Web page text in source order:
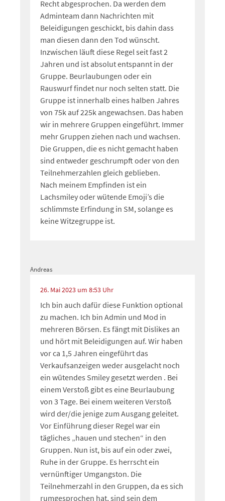
Recht abgesprochen. Da werden dem
Adminteam dann Nachrichten mit
Beleidigungen geschickt, bis dahin dass
man diesen dann den Tod wünscht.
Inzwischen läuft diese Regel seit fast 2
Jahren und ist absolut entspannt in der
Gruppe. Beurlaubungen oder ein
Rauswurf findet nur noch selten statt. Die
Gruppe ist innerhalb eines halben Jahres
von 75k auf 225k angewachsen. Das haben
wir in mehrere Gruppen eingeführt. Immer
mehr Gruppen ziehen nach und wachsen.
Die Gruppen, die es nicht gemacht haben
sind entweder geschrumpft oder von den
Teilnehmerzahlen gleich geblieben.
Nach meinem Empfinden ist ein
Lachsmiley oder wütende Emoji’s die
schlimmste Erfindung in SM, solange es
keine Witzegruppe ist.
Andreas
26. Mai 2023 um 8:53 Uhr
Ich bin auch dafür diese Funktion optional
zu machen. Ich bin Admin und Mod in
mehreren Börsen. Es fängt mit Dislikes an
und hört mit Beleidigungen auf. Wir haben
vor ca 1,5 Jahren eingeführt das
Verkaufsanzeigen weder ausgelacht noch
ein wütendes Smiley gesetzt werden . Bei
einem Verstoß gibt es eine Beurlaubung
von 3 Tage. Bei einem weiteren Verstoß
wird der/die jenige zum Ausgang geleitet.
Vor Einführung dieser Regel war ein
tägliches „hauen und stechen“ in den
Gruppen. Nun ist, bis auf ein oder zwei,
Ruhe in der Gruppe. Es herrscht ein
vernünftiger Umgangston. Die
Teilnehmerzahl in den Gruppen, da es sich
rumgesprochen hat, sind sein dem